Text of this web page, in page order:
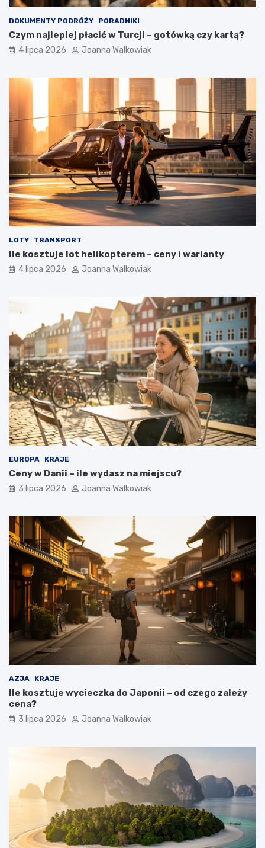
DOKUMENTY PODRÓŻY PORADNIKI
Czym najlepiej płacić w Turcji – gotówką czy kartą?
4 lipca 2026 Joanna Walkowiak
LOTY TRANSPORT
Ile kosztuje lot helikopterem – ceny i warianty
4 lipca 2026 Joanna Walkowiak
EUROPA KRAJE
Ceny w Danii – ile wydasz na miejscu?
3 lipca 2026 Joanna Walkowiak
AZJA KRAJE
Ile kosztuje wycieczka do Japonii – od czego zależy
cena?
3 lipca 2026 Joanna Walkowiak